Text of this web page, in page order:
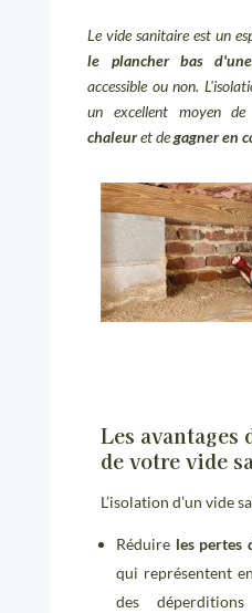
Le vide sanitaire est un
le plancher bas
accessible ou non.
un excellent moyen
chaleuret degagner en
Les avantages
de votre vide
L’isolation d’un vide
Réduire les pertes
qui représentent
des